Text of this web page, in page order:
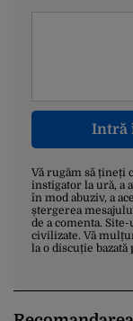
Intră
Vă rugăm să țineți
instigator la ură, a
în mod abuziv, a
ștergerea
de a comenta.
civilizate. Vă
la o discuție